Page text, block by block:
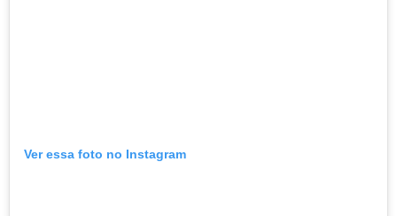
Ver essa foto no Instagram